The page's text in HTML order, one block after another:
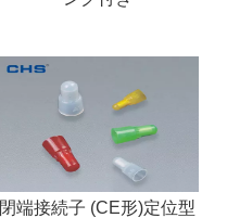
閉端接続子 (CE形)定位型